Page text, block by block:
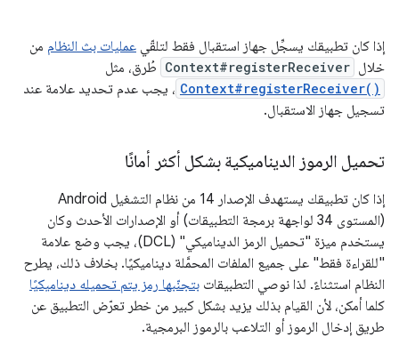
إذا كان تطبيقك يسجِّل جهاز استقبال فقط لتلقّي عمليات بث النظام من
خلال Context#registerReceiver طُرق، مثل
Context#registerReceiver() ، يجب عدم تحديد علامة عند
تسجيل جهاز الاستقبال.
تحميل الرموز الديناميكية بشكل أكثر أمانًا
إذا كان تطبيقك يستهدف الإصدار 14 من نظام التشغيل Android
(المستوى 34 لواجهة برمجة التطبيقات) أو الإصدارات الأحدث وكان
يستخدم ميزة "تحميل الرمز الديناميكي" (DCL)، يجب وضع علامة
"للقراءة فقط" على جميع الملفات المحمَّلة ديناميكيًا. بخلاف ذلك، يطرح
النظام استثناءً. لذا نوصي التطبيقات بتجنّبها رمز يتم تحميله ديناميكيًا
كلما أمكن، لأن القيام بذلك يزيد بشكل كبير من خطر تعرّض التطبيق عن
طريق إدخال الرموز أو التلاعب بالرموز البرمجية.